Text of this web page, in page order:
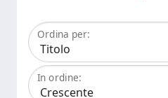
Ordina per:
In ordine: